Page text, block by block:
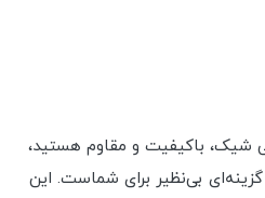
شیک، باکیفیت و مقاوم هستید،
شیر ظرفشویی شل مدل M105 گزینه‌ای بی‌نظیر برای شماست. این